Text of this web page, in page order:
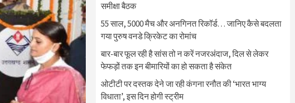
समीक्षा बैठक
55 साल, 5000 मैच और अनगिनत रिकॉर्ड… जानिए कैसे बदलता
गया पुरुष वनडे क्रिकेट का रोमांच
बार-बार फूल रही है सांस तो न करें नजरअंदाज, दिल से लेकर
फेफड़ों तक इन बीमारियों का हो सकता है संकेत
ओटीटी पर दस्तक देने जा रही कंगना रनौत की ‘भारत भाग्य
विधाता’, इस दिन होगी स्ट्रीम